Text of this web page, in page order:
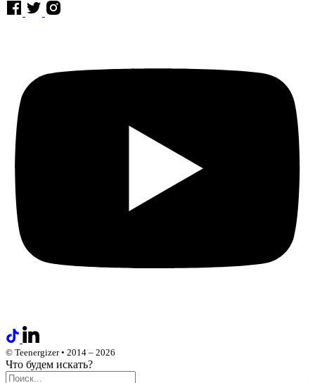
© Teenergizer • 2014 – 2026
Что будем искать?